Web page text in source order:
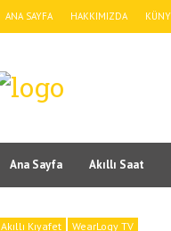
ANA SAYFA HAKKIMIZDA
Ana Sayfa Akıllı Saat
Akıllı Kıyafet WearLogy TV